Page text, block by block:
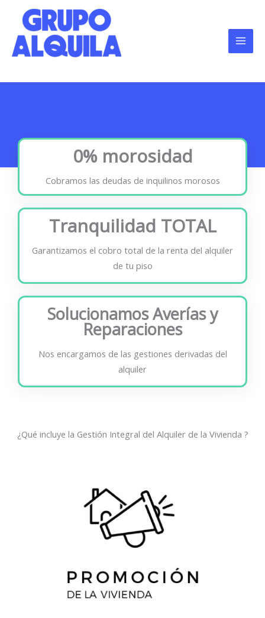
contenido
0% morosidad
Cobramos las deudas de inquilinos morosos
Tranquilidad TOTAL
Garantizamos el cobro total de la renta del alquiler
de tu piso
Solucionamos Averías y
Reparaciones
Nos encargamos de las gestiones derivadas del
alquiler
¿Qué incluye la Gestión Integral del Alquiler de la Vivienda ?